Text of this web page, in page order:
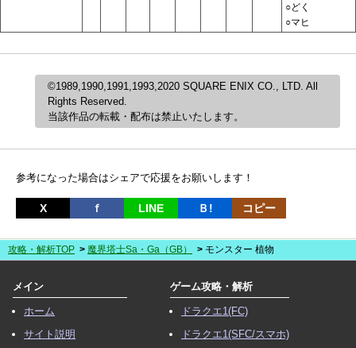
○どく
○マヒ
©1989,1990,1991,1993,2020 SQUARE ENIX CO., LTD. All
Rights Reserved.
当該作品の転載・配布は禁止いたします。
参考になった場合はシェアで応援をお願いします！
X ｆ LINE Ｂ! コピー
攻略・解析TOP 魔界塔士Sa・Ga（GB） モンスター 植物
メイン
ホーム
サイト説明
ゲーム攻略・解析
ドラクエ1(FC)
ドラクエ1(SFC/スマホ)